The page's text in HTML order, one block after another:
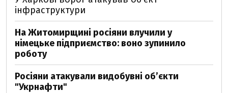
інфраструктури
На Житомирщині росіяни влучили у
німецьке підприємство: воно зупинило
роботу
Росіяни атакували видобувні обʼєкти
"Укрнафти"